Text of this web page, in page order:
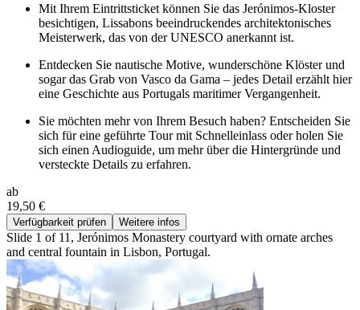
Mit Ihrem Eintrittsticket können Sie das Jerónimos-Kloster
besichtigen, Lissabons beeindruckendes architektonisches
Meisterwerk, das von der UNESCO anerkannt ist.
Entdecken Sie nautische Motive, wunderschöne Klöster und
sogar das Grab von Vasco da Gama – jedes Detail erzählt hier
eine Geschichte aus Portugals maritimer Vergangenheit.
Sie möchten mehr von Ihrem Besuch haben? Entscheiden Sie
sich für eine geführte Tour mit Schnelleinlass oder holen Sie
sich einen Audioguide, um mehr über die Hintergründe und
versteckte Details zu erfahren.
ab
19,50 €
Verfügbarkeit prüfen Weitere infos
Slide 1 of 11, Jerónimos Monastery courtyard with ornate arches
and central fountain in Lisbon, Portugal.